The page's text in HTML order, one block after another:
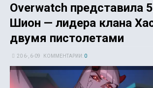
Overwatch представила
Шион — лидера клана
двумя пистолетами
20 6-, 6-09 КОММЕНТАРИИ: 0